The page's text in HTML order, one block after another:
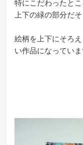
特にこだわったと
上下の緑の部分だそ
絵柄を上下にそろ
い作品になっていま